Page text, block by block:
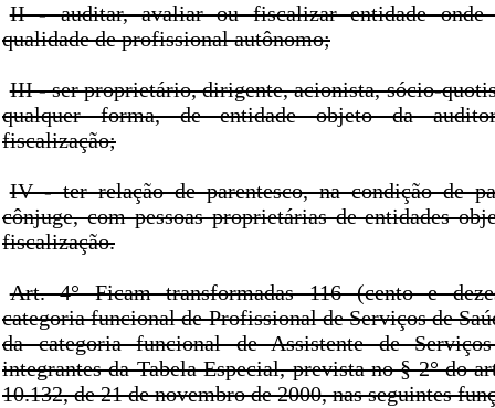
II - auditar, avaliar ou fiscalizar entidade onde
qualidade de profissional autônomo;
III - ser proprietário, dirigente, acionista, sócio-
qualquer forma, de entidade objeto da
fiscalização;
IV - ter relação de parentesco, na condição de
cônjuge, com pessoas proprietárias de entidades
fiscalização.
Art. 4° Ficam transformadas 116 (cento e
categoria funcional de Profissional de Serviços de
da categoria funcional de Assistente de
integrantes da Tabela Especial, prevista no § 2° do
10.132, de 21 de novembro de 2000, nas seguintes